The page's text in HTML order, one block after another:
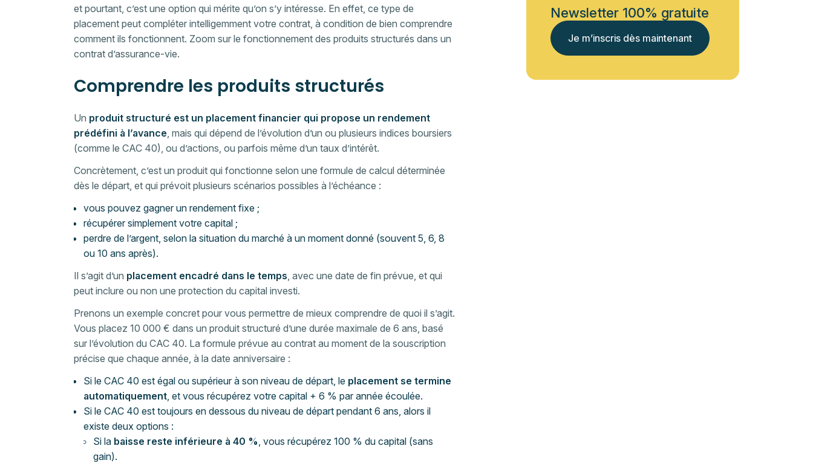
et pourtant, c’est une option qui mérite qu’on s’y intéresse. En effet, ce type de
placement peut compléter intelligemment votre contrat, à condition de bien comprendre
comment ils fonctionnent. Zoom sur le fonctionnement des produits structurés dans un
contrat d’assurance-vie.
Comprendre les produits structurés
Un produit structuré est un placement financier qui propose un rendement
prédéfini à l’avance, mais qui dépend de l’évolution d’un ou plusieurs indices boursiers
(comme le CAC 40), ou d’actions, ou parfois même d’un taux d’intérêt.
Concrètement, c’est un produit qui fonctionne selon une formule de calcul déterminée
dès le départ, et qui prévoit plusieurs scénarios possibles à l’échéance :
vous pouvez gagner un rendement fixe ;
récupérer simplement votre capital ;
perdre de l’argent, selon la situation du marché à un moment donné (souvent 5, 6, 8
ou 10 ans après).
Il s’agit d’un placement encadré dans le temps, avec une date de fin prévue, et qui
peut inclure ou non une protection du capital investi.
Prenons un exemple concret pour vous permettre de mieux comprendre de quoi il s’agit.
Vous placez 10 000 € dans un produit structuré d’une durée maximale de 6 ans, basé
sur l’évolution du CAC 40. La formule prévue au contrat au moment de la souscription
précise que chaque année, à la date anniversaire :
Si le CAC 40 est égal ou supérieur à son niveau de départ, le placement se termine
automatiquement, et vous récupérez votre capital + 6 % par année écoulée.
Si le CAC 40 est toujours en dessous du niveau de départ pendant 6 ans, alors il
existe deux options :
Si la baisse reste inférieure à 40 %, vous récupérez 100 % du capital (sans
gain).
Newsletter 100% gratuite
Je m’inscris dès maintenant